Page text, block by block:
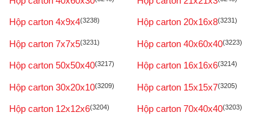
Hộp carton 4x9x4(3238) Hộp carton 20x16x8(3231)
Hộp carton 7x7x5(3231) Hộp carton 40x60x40(3223)
Hộp carton 50x50x40(3217) Hộp carton 16x16x6(3214)
Hộp carton 30x20x10(3209) Hộp carton 15x15x7(3205)
Hộp carton 12x12x6(3204) Hộp carton 70x40x40(3203)